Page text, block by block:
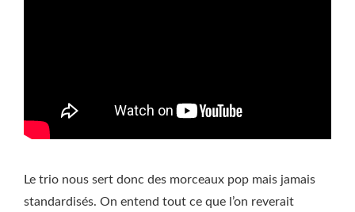
Le trio nous sert donc des morceaux pop mais jamais
standardisés. On entend tout ce que l’on reverait